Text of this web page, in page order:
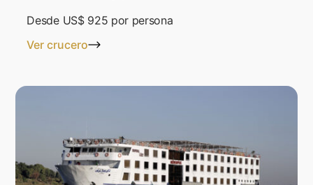
Desde US$ 925 por persona
Ver crucero